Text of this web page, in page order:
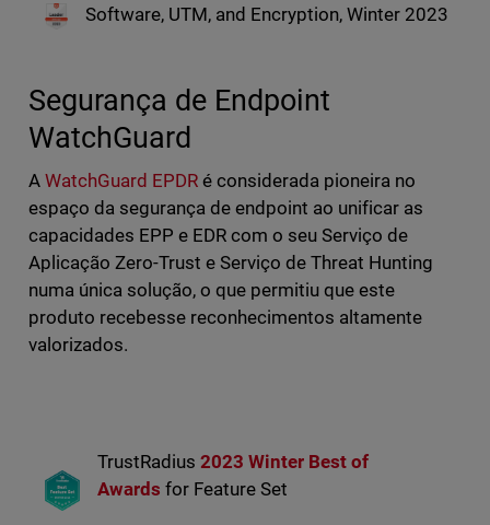
Software, UTM, and Encryption, Winter 2023
Segurança de Endpoint
WatchGuard
A WatchGuard EPDRé considerada pioneira no
espaço da segurança de endpoint ao unificar as
capacidades EPP e EDR com o seu Serviço de
Aplicação Zero-Trust e Serviço de Threat Hunting
numa única solução, o que permitiu que este
produto recebesse reconhecimentos altamente
valorizados.
TrustRadius 2023 Winter Best of
Awards for Feature Set